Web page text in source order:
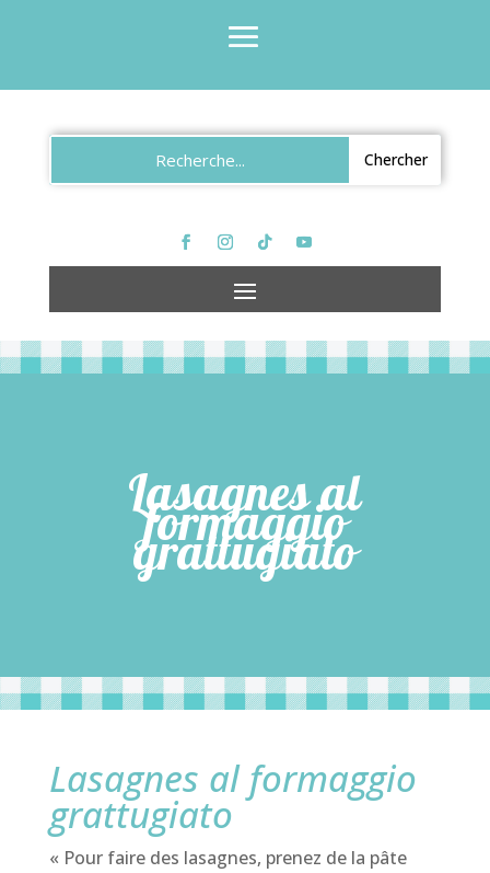
Lasagnes al
formaggio
grattugiato
Lasagnes al formaggio
grattugiato
« Pour faire des lasagnes, prenez de la pâte